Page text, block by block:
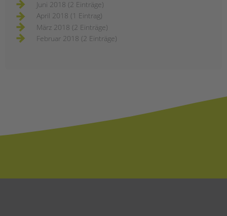
Juni 2018 (2 Einträge)
April 2018 (1 Eintrag)
März 2018 (2 Einträge)
Februar 2018 (2 Einträge)